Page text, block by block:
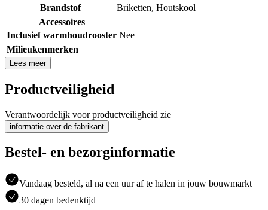
Brandstof
Briketten, Houtskool
Accessoires
Inclusief warmhoudrooster Nee
Milieukenmerken
Lees meer
Productveiligheid
Verantwoordelijk voor productveiligheid zie
informatie over de fabrikant
Bestel- en bezorginformatie
Vandaag besteld, al na een uur af te halen in jouw bouwmarkt
30 dagen bedenktijd